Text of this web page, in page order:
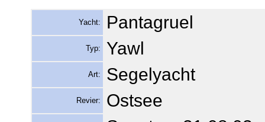
Yacht: Pantagruel
Typ: Yawl
Art: Segelyacht
Revier: Ostsee